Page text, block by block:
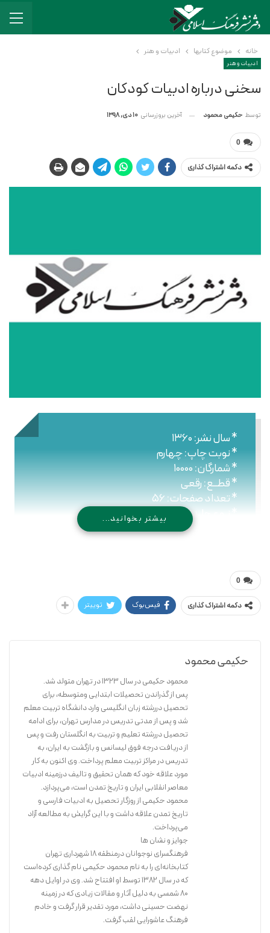
خانه موضوع کتابها ادبیات و هنر
ادبیات و هنر
سخنی درباره ادبیات کودکان
توسط حکیمی محمود آخرین بروزرسانی 10 دی, 1398
0
دکمه اشتراک گذاری
* سال نشر: ۱۳۶۰
* نوبت چاپ: چهارم
* شمارگان: ۱۰۰۰۰
* قطــع: رقعی
* تعداد صفحات: ۵۶
* نـوع جلـد: شومیزبیشتر بخوانید...
0
دکمه اشتراک گذاری فیس‌بوک توییتر
حکیمی محمود
محمود حکیمی در سال ۱۳۲۳ در تهران متولد شد.
پس از گذراندن تحصیلات ابتدایی ومتوسطه، برای
تحصیل دررشته زبان انگلیسی وارد دانشگاه تربیت معلم
شد و پس از مدتی تدریس در مدارس تهران، برای ادامه
تحصیل دررشته تعلیم و تربیت به انگلستان رفت و پس
از دریافت درجه فوق لیسانس و بازگشت به ایران، به
تدریس در مراکز تربیت معلم پرداخت. وی اکنون به کار
مورد علاقه خود که همان تحقیق و تالیف درزمینه ادبیات
معاصر انقلابی ایران و تاریخ تمدن است، می‌پردازد.
محمود حکیمی از روزگار تحصیل به ادبیات فارسی و
تاریخ تمدن علاقه داشت و با این گرایش به مطالعه آزاد
می‌پرداخت.
جوایز و نشان ها
فرهنگسرای نوجوانان درمنطقه ۱۸ شهرداری تهران
کتابخانه‌ای را به نام محمود حکیمی نام گذاری کرده‌است
که در سال ۱۳۸۲ توسط او افتتاح شد. وی در اوایل دهه
80 شمسی به دلیل آثار و مقالات زیادی که در زمینه
نهضت حسینی داشت، مورد تقدیر قرار گرفت و خادم
فرهنگ عاشورایی لقب گرفت.